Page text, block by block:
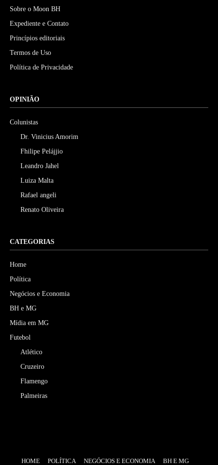
Sobre o Moon BH
Expediente e Contato
Princípios editoriais
Termos de Uso
Política de Privacidade
OPINIÃO
Colunistas
Dr. Vinicius Amorim
Fhilipe Pelájjio
Leandro Jahel
Luiza Malta
Rafael angeli
Renato Oliveira
CATEGORIAS
Home
Política
Negócios e Economia
BH e MG
Mídia em MG
Futebol
Atlético
Cruzeiro
Flamengo
Palmeiras
HOME POLÍTICA NEGÓCIOS E ECONOMIA BH E MG